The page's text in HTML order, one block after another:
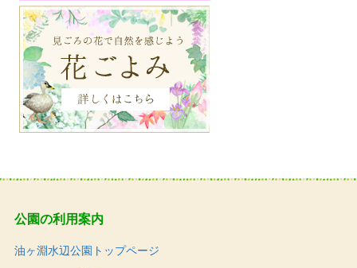
公園の利用案内
油ヶ淵水辺公園トップページ